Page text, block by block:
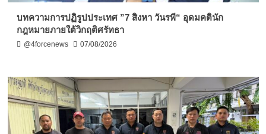
บทความการปฏิรูปประเทศ ”7 สิงหา วันรพี“ อุดมคตินัก
กฎหมายภายใต้วิกฤติศรัทธา
@4forcenews 07/08/2026